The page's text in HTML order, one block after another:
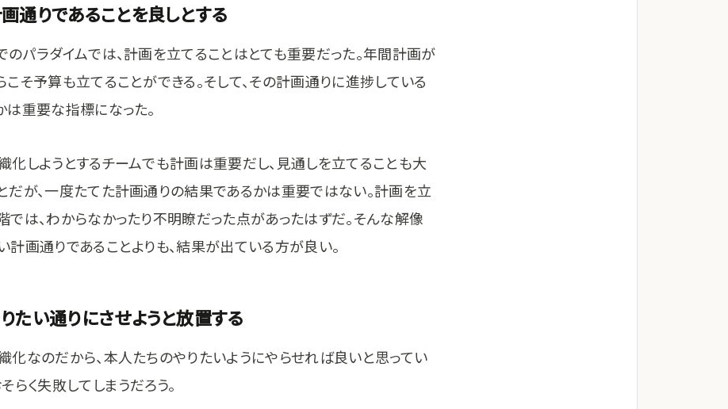
通りであることを良しとする
のパラダイムでは、計画を立てることはとても重要だった。年間計画が
こそ予算も立てることができる。そして、その計画通りに進捗している
は重要な指標になった。
化しようとするチームでも計画は重要だし、見通しを立てることも大
だが、一度たてた計画通りの結果であるかは重要ではない。計画を立
では、わからなかったり不明瞭だった点があったはずだ。そんな解像
計画通りであることよりも、結果が出ている方が良い。
たい通りにさせようと放置する
化なのだから、本人たちのやりたいようにやらせれば良いと思ってい
らく失敗してしまうだろう。